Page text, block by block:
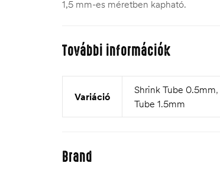
1,5 mm-es méretben kapható.
További információk
Variáció
Shrink Tube 0.5mm,
Tube 1.5mm
Brand